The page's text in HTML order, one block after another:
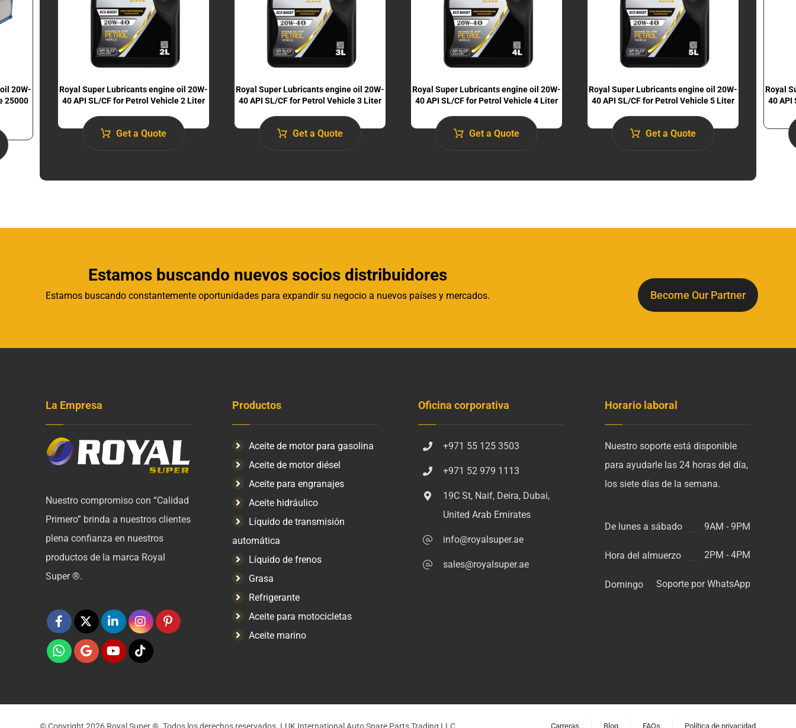
20W-
25000
Royal Super Lubricants engine oil 20W-
40 API SL/CF for Petrol Vehicle 2 Liter
Get a Quote
Royal Super Lubricants engine oil 20W-
40 API SL/CF for Petrol Vehicle 3 Liter
Get a Quote
Royal Super Lubricants engine oil 20W-
40 API SL/CF for Petrol Vehicle 4 Liter
Get a Quote
Royal Super Lubricants engine oil 20W-
40 API SL/CF for Petrol Vehicle 5 Liter
Get a Quote
Royal
40 API
Estamos buscando nuevos socios distribuidores
Estamos buscando constantemente oportunidades para expandir su negocio a nuevos países y mercados. Become Our Partner
La Empresa
Nuestro compromiso con “Calidad
Primero” brinda a nuestros clientes
plena confianza en nuestros
productos de la marca Royal
Super ®.
Productos
Aceite de motor para gasolina
Aceite de motor diésel
Aceite para engranajes
Aceite hidráulico
Líquido de transmisión
automática
Líquido de frenos
Grasa
Refrigerante
Aceite para motocicletas
Aceite marino
Oficina corporativa
+971 55 125 3503
+971 52 979 1113
19C St, Naif, Deira, Dubai,
United Arab Emirates
info@royalsuper.ae
sales@royalsuper.ae
Horario laboral
Nuestro soporte está disponible
para ayudarle las 24 horas del día,
los siete días de la semana.
De lunes a sábado 9AM - 9PM
Hora del almuerzo 2PM - 4PM
Domingo Soporte por WhatsApp
© Copyright 2026 Royal Super ®. Todos los derechos reservados. LUK International Auto Spare Parts Trading LLC Política de privacidad
FAQs
Blog
Carreras